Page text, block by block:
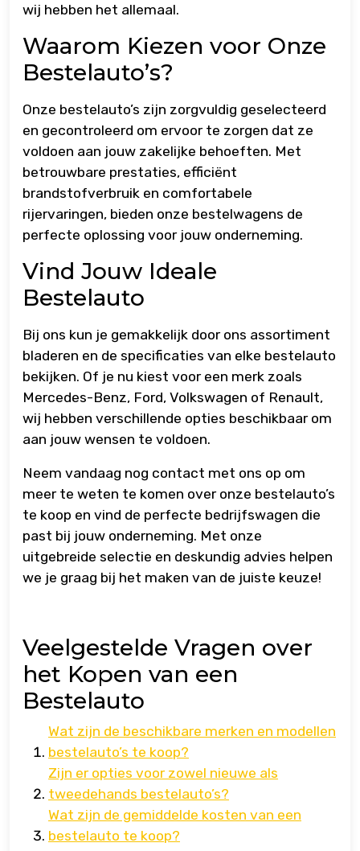
wij hebben het allemaal.
Waarom Kiezen voor Onze
Bestelauto’s?
Onze bestelauto’s zijn zorgvuldig geselecteerd
en gecontroleerd om ervoor te zorgen dat ze
voldoen aan jouw zakelijke behoeften. Met
betrouwbare prestaties, efficiënt
brandstofverbruik en comfortabele
rijervaringen, bieden onze bestelwagens de
perfecte oplossing voor jouw onderneming.
Vind Jouw Ideale
Bestelauto
Bij ons kun je gemakkelijk door ons assortiment
bladeren en de specificaties van elke bestelauto
bekijken. Of je nu kiest voor een merk zoals
Mercedes-Benz, Ford, Volkswagen of Renault,
wij hebben verschillende opties beschikbaar om
aan jouw wensen te voldoen.
Neem vandaag nog contact met ons op om
meer te weten te komen over onze bestelauto’s
te koop en vind de perfecte bedrijfswagen die
past bij jouw onderneming. Met onze
uitgebreide selectie en deskundig advies helpen
we je graag bij het maken van de juiste keuze!
Veelgestelde Vragen over
het Kopen van een
Bestelauto
Wat zijn de beschikbare merken en modellen
bestelauto’s te koop?
Zijn er opties voor zowel nieuwe als
tweedehands bestelauto’s?
Wat zijn de gemiddelde kosten van een
bestelauto te koop?